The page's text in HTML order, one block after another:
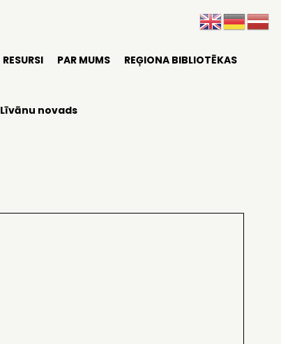
RESURSI PAR MUMS REĢIONA BIBLIOTĒKAS
Līvānu novads